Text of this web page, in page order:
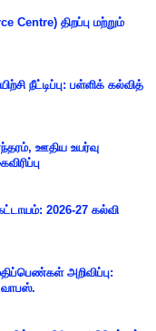
Centre) திறப்பு மற்றும்
நீட்டிப்பு: பள்ளிக் கல்வித்
ஊதிய உயர்வு
2026-27 கல்வி
அறிவிப்பு:
வாபஸ்.